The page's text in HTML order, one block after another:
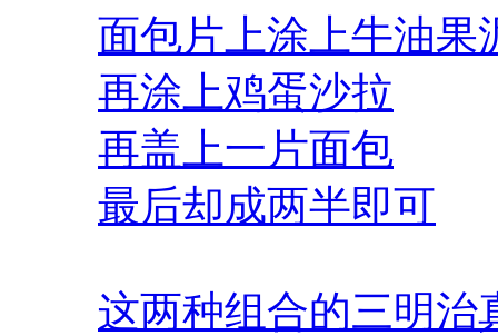
面包片上涂上牛油果
再涂上鸡蛋沙拉
再盖上一片面包
最后却成两半即可
这两种组合的三明治